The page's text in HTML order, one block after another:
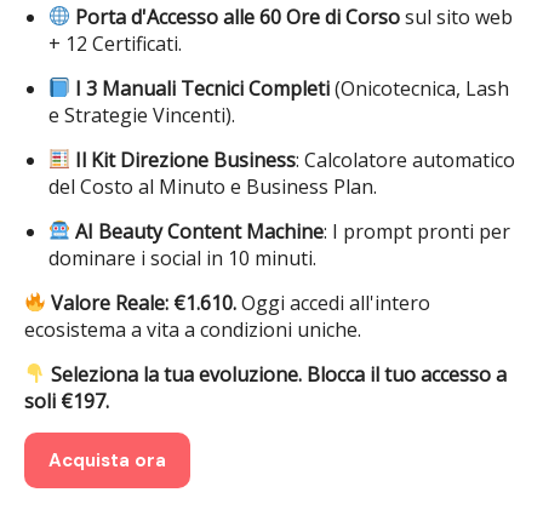
Porta d'Accesso alle 60 Ore di Corsosul sito web
+ 12 Certificati.
I 3 Manuali Tecnici Completi(Onicotecnica, Lash
e Strategie Vincenti).
Il Kit Direzione Business: Calcolatore automatico
del Costo al Minuto e Business Plan.
AI Beauty Content Machine: I prompt pronti per
dominare i social in 10 minuti.
Valore Reale: €1.610.Oggi accedi all'intero
ecosistema a vita a condizioni uniche.
Seleziona la tua evoluzione. Blocca il tuo accesso a
soli €197.
Acquista ora